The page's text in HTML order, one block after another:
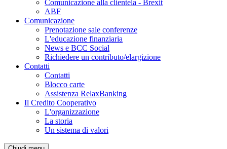
Comunicazione alla clientela - Brexit
ABF
Comunicazione
Prenotazione sale conferenze
L'educazione finanziaria
News e BCC Social
Richiedere un contributo/elargizione
Contatti
Contatti
Blocco carte
Assistenza RelaxBanking
Il Credito Cooperativo
L'organizzazione
La storia
Un sistema di valori